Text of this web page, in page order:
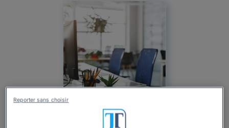
Reporter sans choisir